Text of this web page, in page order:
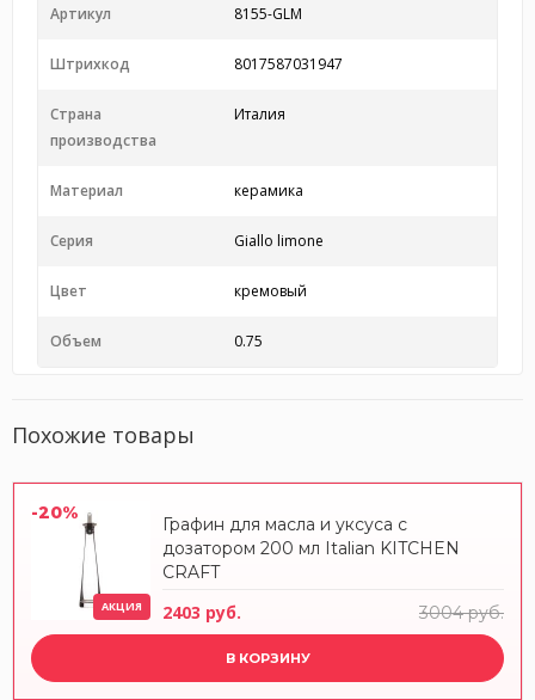
Артикул 8155-GLM
Штрихкод 8017587031947
Страна
производства
Италия
Материал керамика
Серия Giallo limone
Цвет кремовый
Объем 0.75
Похожие товары
-20%
АКЦИЯ
Графин для масла и уксуса с
дозатором 200 мл Italian KITCHEN
CRAFT
2403 руб. 3004 руб.
В КОРЗИНУ